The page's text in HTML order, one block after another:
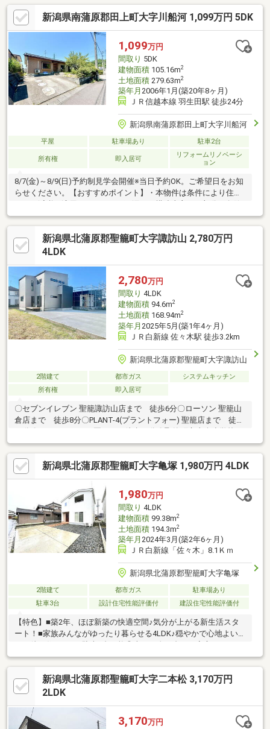
北西側 ６m亀代小・聖籠中本物件は前所有者様により約5年前に
外壁の張替および玄関ドアのリフォームが実施されております。
新潟県南蒲原郡田上町大字川船河 1,099万円 5DK
1,099万円
間取り 5DK
建物面積105.16m2
土地面積279.63m2
築年月 2006年1月(築20年8ヶ月)
ＪＲ信越本線 羽生田駅 徒歩24分
新潟県南蒲原郡田上町大字川船河
平屋 駐車場あり 駐車2台
所有権 即入居可
リフォームリノベーシ
ョン
8/7(金)～8/9(日)予約制見学会開催※当日予約OK。ご希望日をお知
らせください。【おすすめポイント】・本物件は条件により住宅
や・腐食、給排水管の故障や漏水についてお引渡しより２年間保
証。・シロアリ防除工事施工後5年間保証。
新潟県北蒲原郡聖籠町大字諏訪山 2,780万円
4LDK
2,780万円
間取り 4LDK
建物面積94.6m2
土地面積168.94m2
築年月 2025年5月(築1年4ヶ月)
ＪＲ白新線 佐々木駅 徒歩3.2km
新潟県北蒲原郡聖籠町大字諏訪山
2階建て 都市ガス
システムキッチン
所有権
即入居可
〇セブンイレブン 聖籠諏訪山店まで 徒歩6分〇ローソン 聖籠山
倉店まで 徒歩8分〇PLANT-4(プラントフォー) 聖籠店まで 徒歩
29分〇ほしぞらこども園まで 徒歩13分〇聖籠町立山倉小学校ま
で 徒歩15分〇聖籠町立聖籠中学校まで 徒歩20分〇聖籠町役場
まで 徒歩10分〇聖籠町立図書館まで 徒歩11分〇聖籠郵便局ま
で 徒歩9分食器洗乾燥機、グリル付き３口ガスコンロ、キッチン
シャワー水栓、シャワー付洗面台（三面鏡）、温水洗浄便座、エ
コ給湯器、ＴＶモニター付きインターホン、玄関スマートキー有
り多雪区域（垂直積雪量１２０ｃｍ）都市計画第３４条第１１号
地域
新潟県北蒲原郡聖籠町大字亀塚 1,980万円 4LDK
1,980万円
間取り 4LDK
建物面積99.38m2
土地面積194.3m2
築年月 2024年3月(築2年6ヶ月)
ＪＲ白新線「佐々木」8.1Ｋｍ
新潟県北蒲原郡聖籠町大字亀塚
2階建て 都市ガス
駐車場あり
駐車3台
設計住宅性能評価付 建設住宅性能評価付
【特色】■築2年、ほぼ新築の快適空間♪気分が上がる新生活スタ
ート！■家族みんながゆったり暮らせる4LDK♪穏やかで心地よい毎
ある敷地♪■国道112号線まで約450ｍ♪便利なアクセスが魅力の立
地◎【小中学校】亀代小学校 約650ｍm聖籠中学校 約3700ｍm当
社ホームページではSUUMOには載っていない物件資料を確認す
ることができます♪住宅に関することなら、「年間取引件数500件
い。
新潟県北蒲原郡聖籠町大字二本松 3,170万円
2LDK
3,170万円